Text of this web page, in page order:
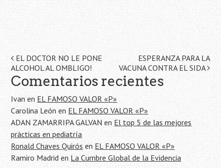
Navegación
de
la
entrada
EL DOCTOR NO LE PONE
ALCOHOL AL OMBLIGO!
ESPERANZA PARA LA
VACUNA CONTRA EL SIDA
Comentarios recientes
Ivan en EL FAMOSO VALOR «P»
Carolina León en EL FAMOSO VALOR «P»
ADAN ZAMARRIPA GALVAN en El top 5 de las mejores
prácticas en pediatría
Ronald Chaves Quirós en EL FAMOSO VALOR «P»
Ramiro Madrid en La Cumbre Global de la Evidencia